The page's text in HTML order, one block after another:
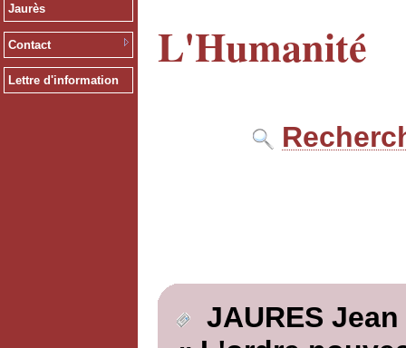
Jaurès
Contact
Lettre d'information
L'Humanité
JAURES Jean